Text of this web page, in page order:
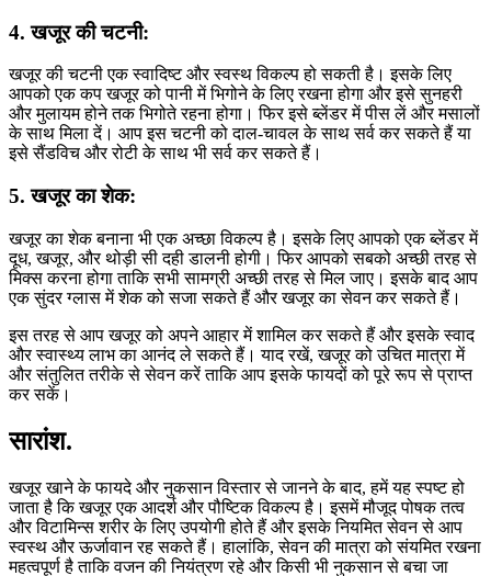
4. खजूर की चटनी:
खजूर की चटनी एक स्वादिष्ट और स्वस्थ विकल्प हो सकती है। इसके लिए
आपको एक कप खजूर को पानी में भिगोने के लिए रखना होगा और इसे सुनहरी
और मुलायम होने तक भिगोते रहना होगा। फिर इसे ब्लेंडर में पीस लें और मसालों
के साथ मिला दें। आप इस चटनी को दाल-चावल के साथ सर्व कर सकते हैं या
इसे सैंडविच और रोटी के साथ भी सर्व कर सकते हैं।
5. खजूर का शेक:
खजूर का शेक बनाना भी एक अच्छा विकल्प है। इसके लिए आपको एक ब्लेंडर में
दूध, खजूर, और थोड़ी सी दही डालनी होगी। फिर आपको सबको अच्छी तरह से
मिक्स करना होगा ताकि सभी सामग्री अच्छी तरह से मिल जाए। इसके बाद आप
एक सुंदर ग्लास में शेक को सजा सकते हैं और खजूर का सेवन कर सकते हैं।
इस तरह से आप खजूर को अपने आहार में शामिल कर सकते हैं और इसके स्वाद
और स्वास्थ्य लाभ का आनंद ले सकते हैं। याद रखें, खजूर को उचित मात्रा में
और संतुलित तरीके से सेवन करें ताकि आप इसके फायदों को पूरे रूप से प्राप्त
कर सकें।
सारांश.
खजूर खाने के फायदे और नुकसान विस्तार से जानने के बाद, हमें यह स्पष्ट हो
जाता है कि खजूर एक आदर्श और पौष्टिक विकल्प है। इसमें मौजूद पोषक तत्व
और विटामिन्स शरीर के लिए उपयोगी होते हैं और इसके नियमित सेवन से आप
स्वस्थ और ऊर्जावान रह सकते हैं। हालांकि, सेवन की मात्रा को संयमित रखना
महत्वपूर्ण है ताकि वजन की नियंत्रण रहे और किसी भी नुकसान से बचा जा